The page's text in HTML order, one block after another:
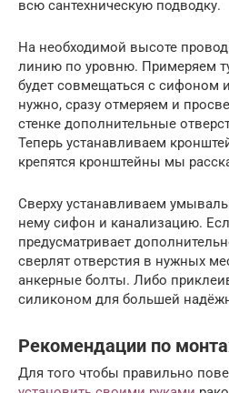
всю сантехническую подводку.
На необходимой высоте
линию по уровню. Примеряем
будет совмещаться с сифоном
нужно, сразу отмеряем и
стенке дополнительные
Теперь устанавливаем
крепятся кронштейны мы
Сверху устанавливаем
нему сифон и канализацию.
предусматривает
сверлят отверстия в нужных
анкерные болты. Либо
силиконом для большей
Рекомендации по
Для того чтобы правильно